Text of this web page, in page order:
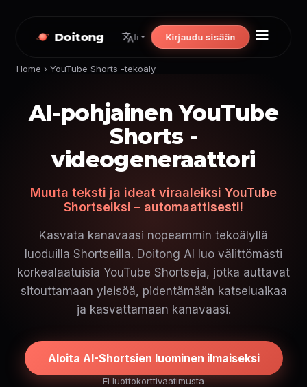
Doitong fi Kirjaudu sisään
Home › YouTube Shorts -tekoäly
AI-pohjainen YouTube
Shorts -
videogeneraattori
Muuta teksti ja ideat viraaleiksi YouTube
Shortseiksi – automaattisesti!
Kasvata kanavaasi nopeammin tekoälyllä
luoduilla Shortseilla. Doitong AI luo välittömästi
korkealaatuisia YouTube Shortseja, jotka auttavat
sitouttamaan yleisöä, pidentämään katseluaikaa
ja kasvattamaan kanavaasi.
Aloita AI-Shortsien luominen ilmaiseksi
Ei luottokorttivaatimusta